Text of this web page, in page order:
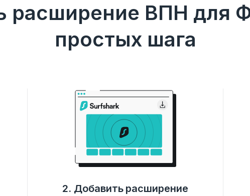
расширение ВПН для
простых шага
2. Добавить расширение